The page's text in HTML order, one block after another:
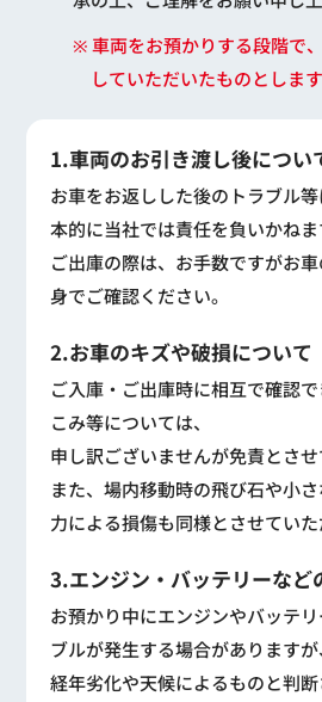
※ 車両をお預かりする段階で
していただいたものとします
1.車両のお引き渡し後につい
お車をお返しした後のトラブル
本的に当社では責任を負いかねま
ご出庫の際は、お手数ですがお
身でご確認ください。
2.お車のキズや破損について
ご入庫・ご出庫時に相互で確認
こみ等については、
申し訳ございませんが免責とさせ
また、場内移動時の飛び石や小
力による損傷も同様とさせていた
3.エンジン・バッテリーなど
お預かり中にエンジンやバッテ
ブルが発生する場合がありますが
経年劣化や天候によるものと判